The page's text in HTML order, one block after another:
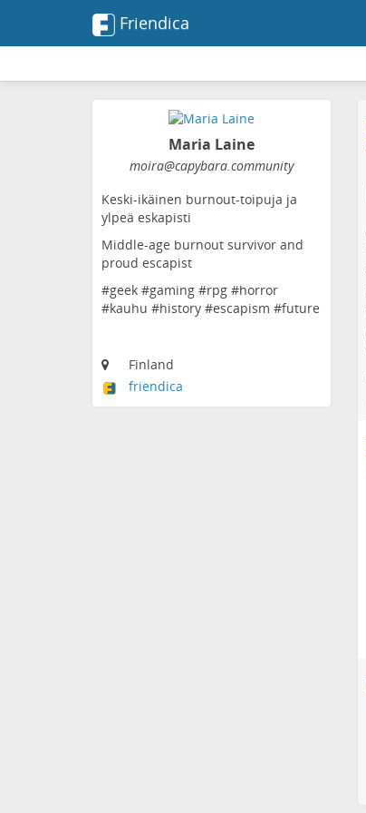
Friendica
Maria Laine
moira@capybara.community
Keski-ikäinen burnout-toipuja ja
ylpeä eskapisti
Middle-age burnout survivor and
proud escapist
#geek #gaming #rpg #horror
#kauhu #history #escapism #future
Finland
friendica